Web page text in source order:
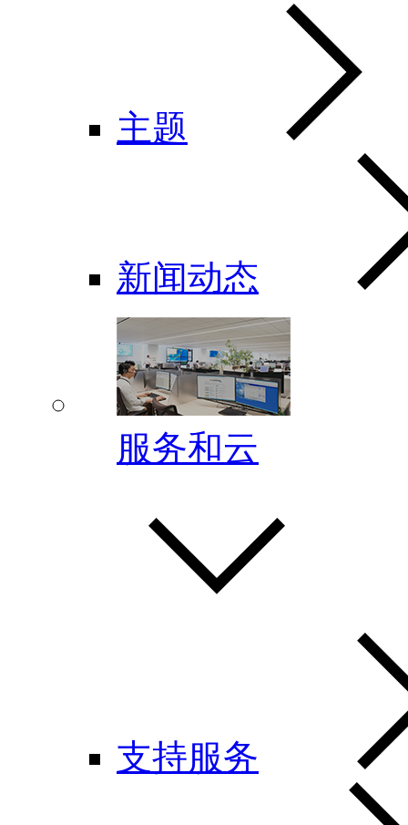
主题
新闻动态
服务和云
支持服务